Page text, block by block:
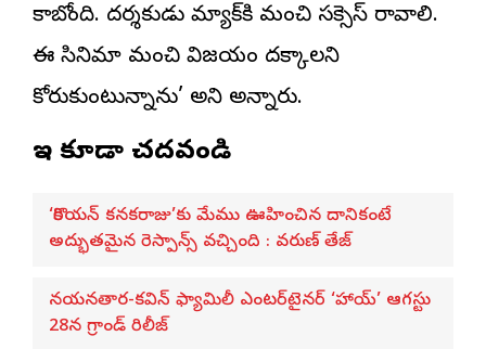
కాబోతోంది. దర్శకుడు మ్యాక్‌కి మంచి సక్సెస్ రావాలి.
ఈ సినిమా మంచి విజయం దక్కాలని
కోరుకుంటున్నాను’ అని అన్నారు.
ఇవి కూడా చదవండి
‘కొరియన్ కనకరాజు’కు మేము ఊహించిన దానికంటే
అద్భుతమైన రెస్పాన్స్ వచ్చింది : వరుణ్ తేజ్
నయనతార-కవిన్ ఫ్యామిలీ ఎంటర్‌టైనర్ ‘హాయ్’ ఆగస్టు
28న గ్రాండ్ రిలీజ్